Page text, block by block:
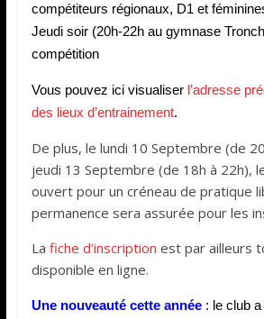
compétiteurs régionaux, D1 et
Jeudi soir (20h-22h au gymnase
compétition
Vous pouvez ici visualiser l’adresse
des lieux d’entrainement.
De plus, le lundi 10 Septembre (de
jeudi 13 Septembre (de 18h à 22h),
ouvert pour un créneau de pratique
permanence sera assurée pour les
La fiche d’inscription est par ailleurs
disponible en ligne.
Une nouveauté cette année : le club